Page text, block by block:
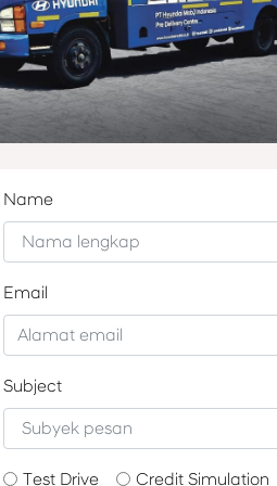
Name
Email
Subject
Test Drive Credit Simulation